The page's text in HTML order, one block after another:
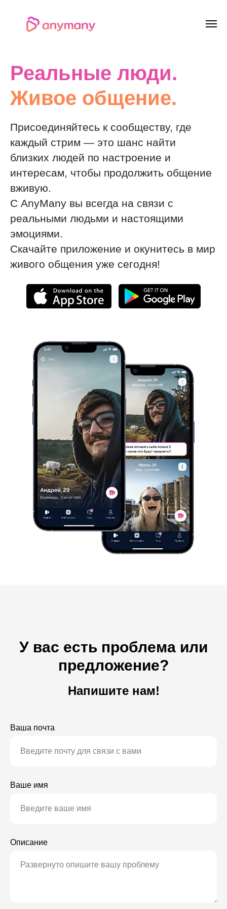
Реальные люди.
Живое общение.
Присоединяйтесь к сообществу, где
каждый стрим — это шанс найти
близких людей по настроение и
интересам, чтобы продолжить общение
вживую.
С AnyMany вы всегда на связи с
реальными людьми и настоящими
эмоциями.
Скачайте приложение и окунитесь в мир
живого общения уже сегодня!
У вас есть проблема или
предложение?
Напишите нам!
Ваша почта
Ваше имя
Описание